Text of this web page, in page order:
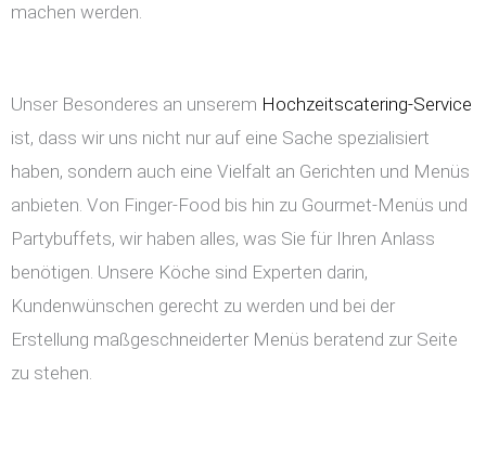
machen werden.
Unser Besonderes an unserem Hochzeitscatering-Service
ist, dass wir uns nicht nur auf eine Sache spezialisiert
haben, sondern auch eine Vielfalt an Gerichten und Menüs
anbieten. Von Finger-Food bis hin zu Gourmet-Menüs und
Partybuffets, wir haben alles, was Sie für Ihren Anlass
benötigen. Unsere Köche sind Experten darin,
Kundenwünschen gerecht zu werden und bei der
Erstellung maßgeschneiderter Menüs beratend zur Seite
zu stehen.